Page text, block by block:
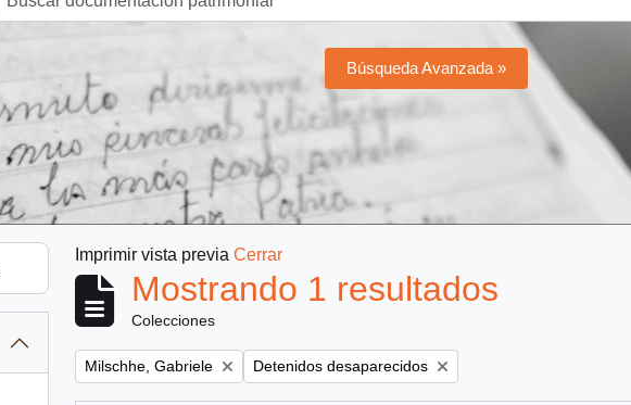
Búsqueda Avanzada »
Imprimir vista previa Cerrar
Mostrando 1 resultados
Colecciones
Remove filter:
Milschhe, Gabriele Remove filter:
Detenidos desaparecidos